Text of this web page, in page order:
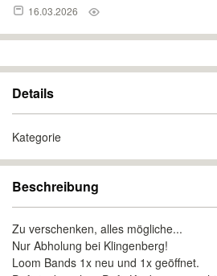
16.03.2026
Details
Kategorie
Beschreibung
Zu verschenken, alles mögliche...
Nur Abholung bei Klingenberg!
Loom Bands 1x neu und 1x geöffnet.